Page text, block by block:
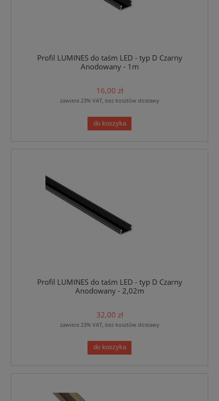
Profil LUMINES do taśm LED - typ D Czarny
Anodowany - 1m
16,00 zł
zawiera 23% VAT, bez kosztów dostawy
do koszyka
Profil LUMINES do taśm LED - typ D Czarny
Anodowany - 2,02m
32,00 zł
zawiera 23% VAT, bez kosztów dostawy
do koszyka